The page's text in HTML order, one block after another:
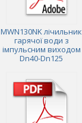
MWN130NK лічильник
гарячої води з
імпульсним виходом
Dn40-Dn125